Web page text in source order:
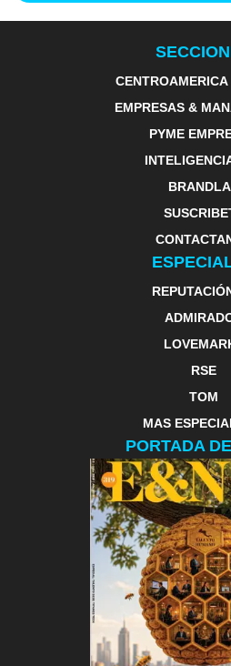
EMPRESAS &
PYME
RSE
TOM
MAS
PORTADA